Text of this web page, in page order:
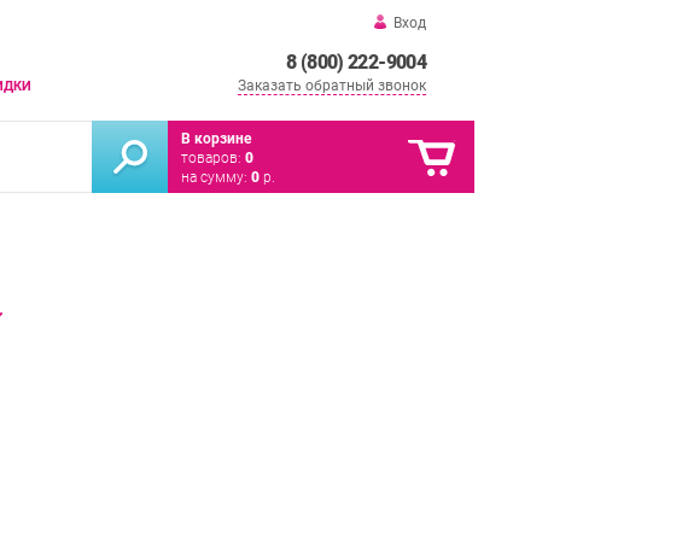
Вход
8 (800) 222-9004
Заказать обратный звонок
В корзине
товаров: 0
на сумму: 0 р.